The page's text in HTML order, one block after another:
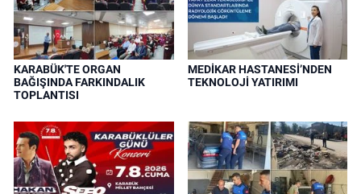
KARABÜK'TE ORGAN
BAĞIŞINDA FARKINDALIK
TOPLANTISI
MEDİKAR HASTANESİ’NDEN
TEKNOLOJİ YATIRIMI